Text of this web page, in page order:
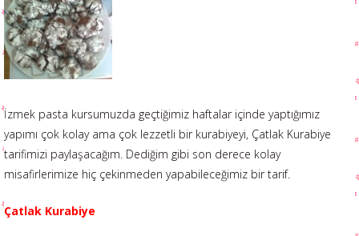
İzmek pasta kursumuzda geçtiğimiz haftalar içinde yaptığımız
yapımı çok kolay ama çok lezzetli bir kurabiyeyi, Çatlak Kurabiye
tarifimizi paylaşacağım. Dediğim gibi son derece kolay
misafirlerimize hiç çekinmeden yapabileceğimiz bir tarif.
Çatlak Kurabiye